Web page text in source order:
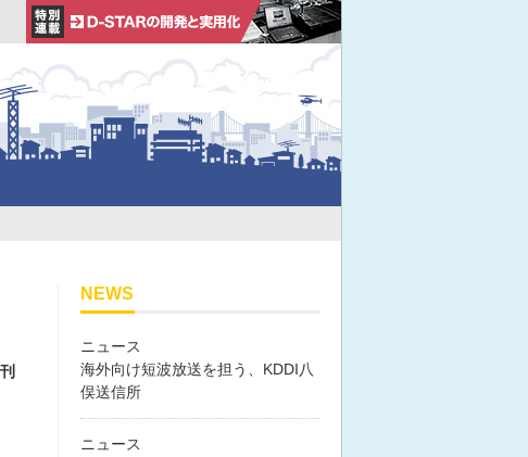
NEWS
ニュース
海外向け短波放送を担う、KDDI八
俣送信所
ニュース